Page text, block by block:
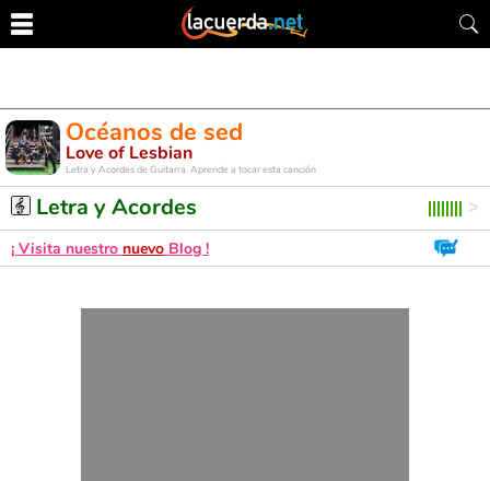
Océanos de sed
Love of Lesbian
Letra y Acordes de Guitarra. Aprende a tocar esta canción
Letra y Acordes
¡ Visita nuestro nuevo Blog !